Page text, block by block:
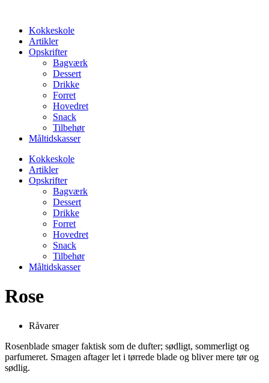
indholdKokkeskole
Artikler
Opskrifter
Bagværk
Dessert
Drikke
Forret
Hovedret
Snack
Tilbehør
Måltidskasser
Kokkeskole
Artikler
Opskrifter
Bagværk
Dessert
Drikke
Forret
Hovedret
Snack
Tilbehør
Måltidskasser
Rose
Råvarer
Rosenblade smager faktisk som de dufter; sødligt, sommerligt og
parfumeret. Smagen aftager let i tørrede blade og bliver mere tør og
sødlig.